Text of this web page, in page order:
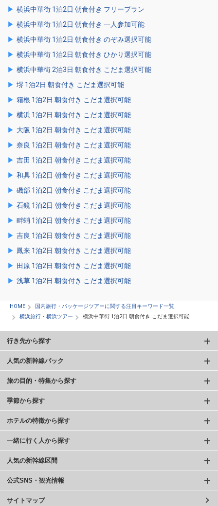
横浜中華街 1泊2日 朝食付き フリープラン
横浜中華街 1泊2日 朝食付き 一人参加可能
横浜中華街 1泊2日 朝食付き のぞみ選択可能
横浜中華街 1泊2日 朝食付き ひかり選択可能
横浜中華街 2泊3日 朝食付き こだま選択可能
堺 1泊2日 朝食付き こだま選択可能
箱根 1泊2日 朝食付き こだま選択可能
横浜 1泊2日 朝食付き こだま選択可能
大阪 1泊2日 朝食付き こだま選択可能
奈良 1泊2日 朝食付き こだま選択可能
吉田 1泊2日 朝食付き こだま選択可能
和具 1泊2日 朝食付き こだま選択可能
磯部 1泊2日 朝食付き こだま選択可能
石鏡 1泊2日 朝食付き こだま選択可能
畔蛸 1泊2日 朝食付き こだま選択可能
吉良 1泊2日 朝食付き こだま選択可能
鳳来 1泊2日 朝食付き こだま選択可能
田原 1泊2日 朝食付き こだま選択可能
浅草 1泊2日 朝食付き こだま選択可能
HOME
国内旅行・パッケージツアーに関する注目キーワード一覧
横浜旅行・横浜ツアー
横浜中華街 1泊2日 朝食付き こだま選択可能
行き先から探す
人気の新幹線パック
旅の目的・特集から探す
季節から探す
ホテルの特徴から探す
一緒に行く人から探す
人気の新幹線区間
公式SNS・観光情報
サイトマップ